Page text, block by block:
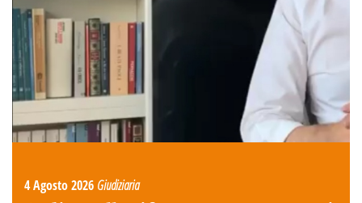
4 Agosto 2026 Giudiziaria